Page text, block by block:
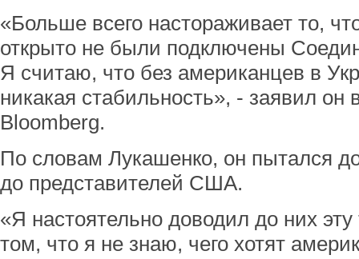
«Больше всего настораживает то,
открыто не были подключены
Я считаю, что без американцев в
никакая стабильность», - заявил он
Bloomberg.
По словам Лукашенко, он пытался
до представителей США.
«Я настоятельно доводил до них эту
том, что я не знаю, чего хотят